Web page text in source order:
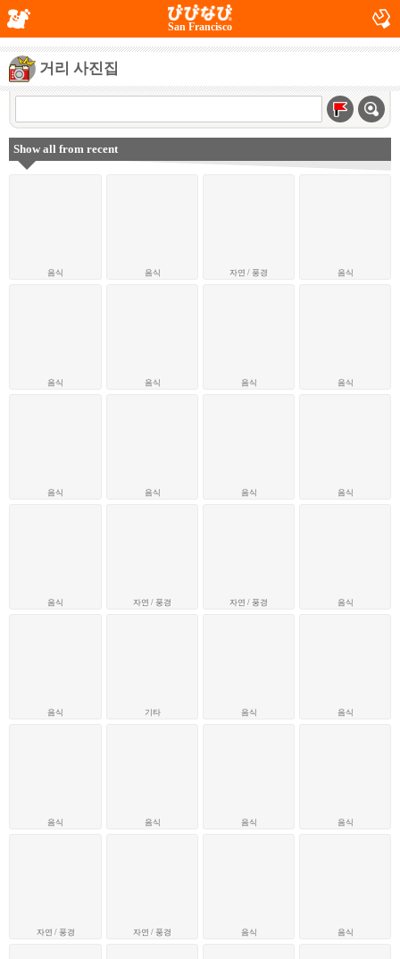
San Francisco
거리 사진집
Show all from recent
음식
음식
음식
음식
음식
음식
자연 / 풍경
음식
음식
음식
자연 / 풍경
기타
음식
자연 / 풍경
자연 / 풍경
음식
음식
자연 / 풍경
음식
음식
음식
음식
음식
음식
음식
음식
음식
음식